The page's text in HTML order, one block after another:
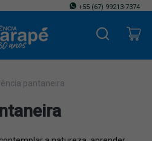
+55 (67) 99213-7374
pantaneira